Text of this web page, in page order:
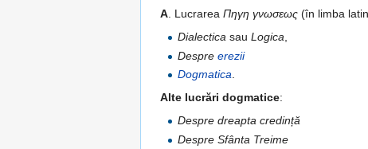
A. Lucrarea Πηγη γνωσεως (în limba
Dialectica sauLogica,
Despreerezii
Dogmatica.
Alte lucrări dogmatice:
Despre dreapta credință
Despre Sfânta Treime